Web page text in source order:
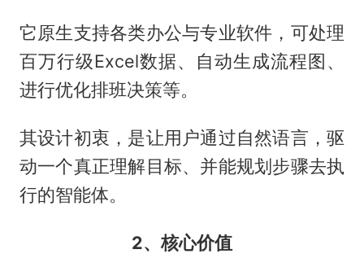
它原生支持各类办公与专业软件，可处理
百万行级Excel数据、自动生成流程图、
进行优化排班决策等。
其设计初衷，是让用户通过自然语言，驱
动一个真正理解目标、并能规划步骤去执
行的智能体。
2、核心价值